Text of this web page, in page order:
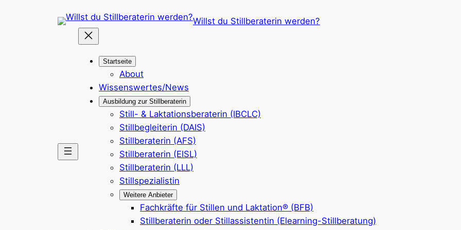
Willst du Stillberaterin werden?
Startseite
About
Wissenswertes/News
Ausbildung zur Stillberaterin
Still- & Laktationsberaterin (IBCLC)
Stillbegleiterin (DAIS)
Stillberaterin (AFS)
Stillberaterin (EISL)
Stillberaterin (LLL)
Stillspezialistin
Weitere Anbieter
Fachkräfte für Stillen und Laktation® (BFB)
Stillberaterin oder Stillassistentin (Elearning-Stillberatung)